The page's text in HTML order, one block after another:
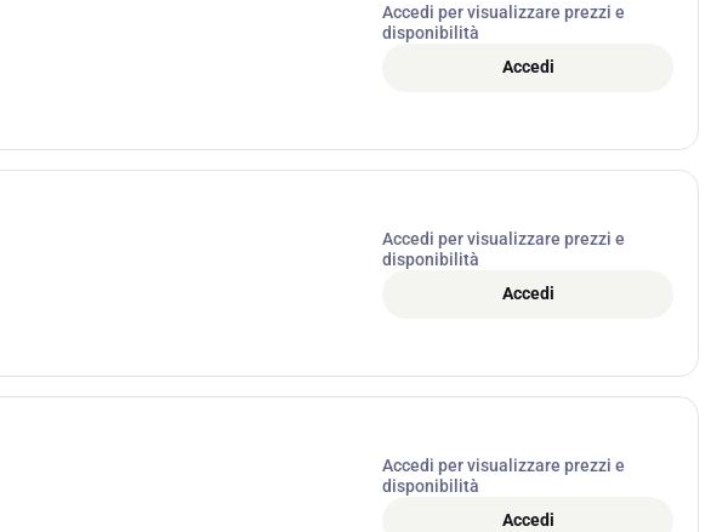
Accedi per visualizzare prezzi e
disponibilità
Accedi
Accedi per visualizzare prezzi e
disponibilità
Accedi
Accedi per visualizzare prezzi e
disponibilità
Accedi